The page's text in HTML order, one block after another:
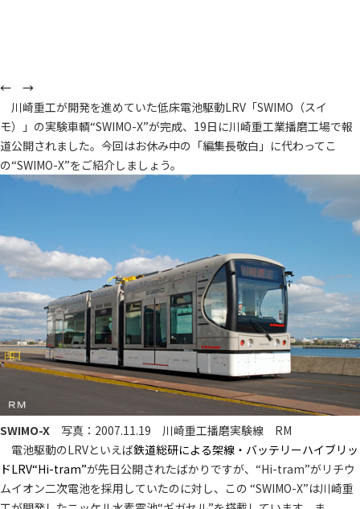
←
→
川崎重工が開発を進めていた低床電池駆動LRV「SWIMO（スイ
モ）」の実験車輌“SWIMO-X”が完成、19日に川崎重工業播磨工場で報
道公開されました。今回はお休み中の「編集長敬白」に代わってこ
の“SWIMO-X”をご紹介しましょう。
SWIMO-X 写真：2007.11.19 川崎重工播磨実験線 RM
電池駆動のLRVといえば鉄道総研による架線・バッテリーハイブリッ
ドLRV“Hi-tram”が先日公開されたばかりですが、“Hi-tram”がリチウ
ムイオン二次電池を採用していたのに対し、この “SWIMO-X”は川崎重